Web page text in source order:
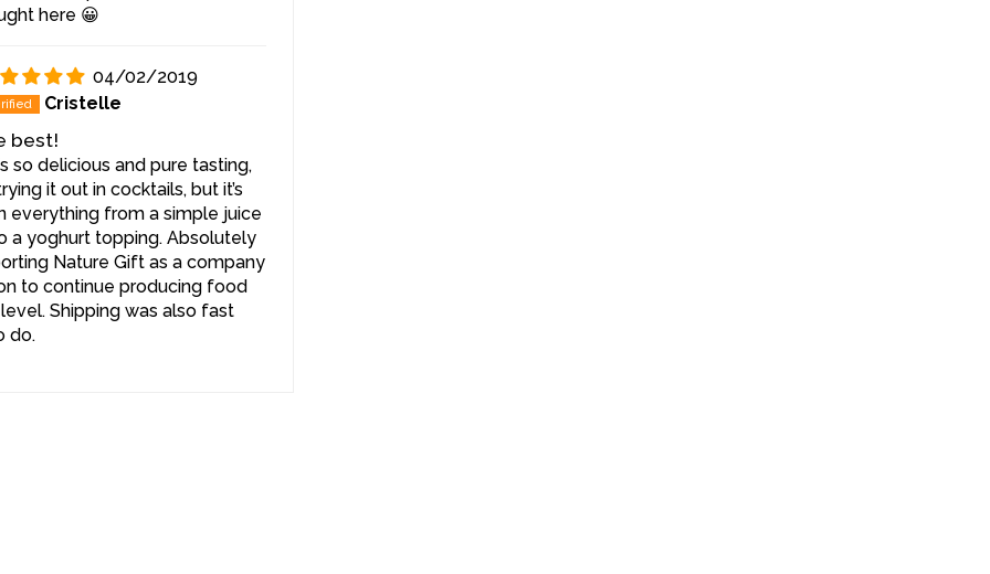
Sirup aus schwarzen
perfekt eignet. Er kann pur
im Verhältnis 1:10 mit kaltem,
Wasser gemischt
erfrischendes Getränk mit
zu kreieren. Der Sirup
Süßstoff für Tee, kann
Müsli hinzugefügt oder in
verwendet werden. Er ist
Ergänzung für
Soßen und verleiht Gerichten
und kräftigen
here 😀
04/02/2019
Cristelle
best!
so delicious and pure tasting,
it out in cocktails, but it’s
everything from a simple juice
a yoghurt topping. Absolutely
Nature Gift as a company
to continue producing food
Shipping was also fast
do.